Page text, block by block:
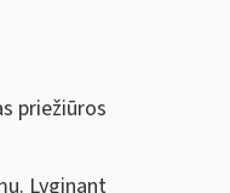
priežiūros
Lyginant